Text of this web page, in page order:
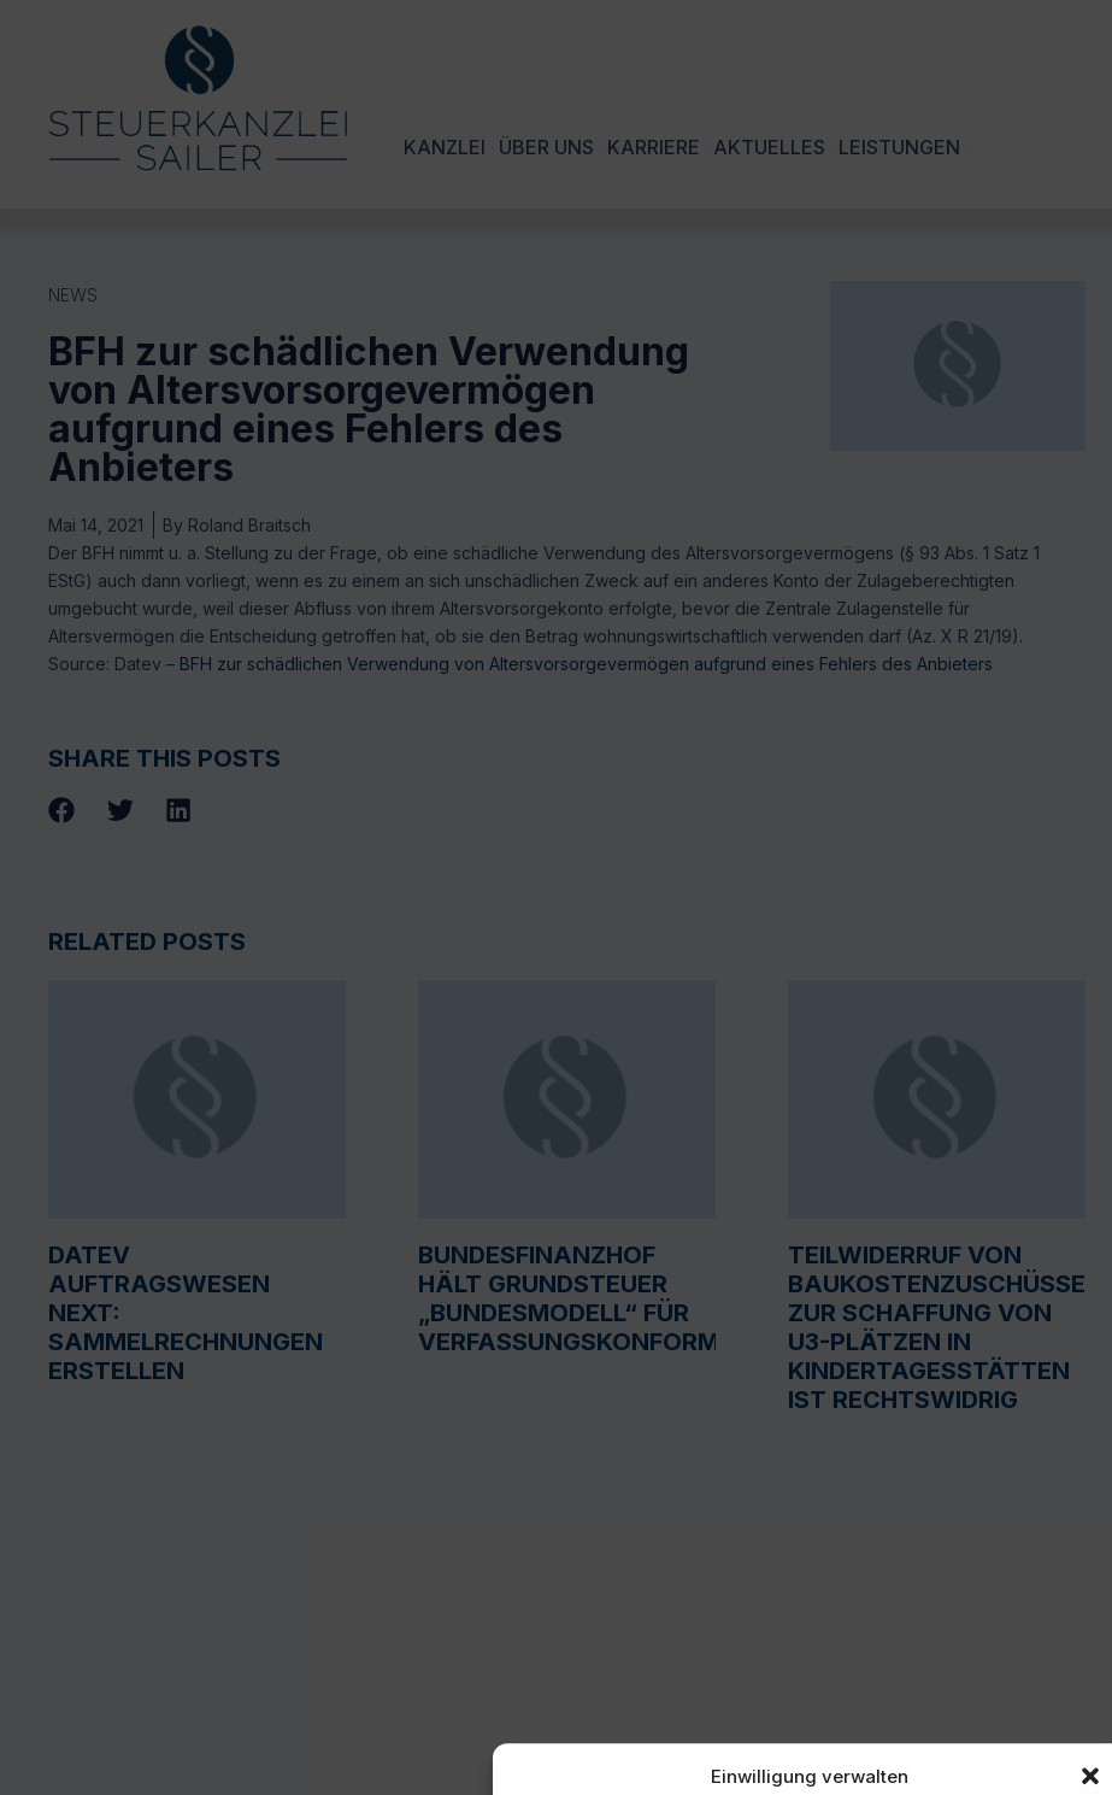
Einwilligung verwalten
KANZLEI ÜBER UNS KARRIERE AKTUELLES LEISTUNGEN
NEWS
BFH zur schädlichen Verwendung
von Altersvorsorgevermögen
aufgrund eines Fehlers des
Anbieters
Mai 14, 2021 By Roland Braitsch
Der BFH nimmt u. a. Stellung zu der Frage, ob eine schädliche Verwendung des Altersvorsorgevermögens (§ 93 Abs. 1 Satz 1
EStG) auch dann vorliegt, wenn es zu einem an sich unschädlichen Zweck auf ein anderes Konto der Zulageberechtigten
umgebucht wurde, weil dieser Abfluss von ihrem Altersvorsorgekonto erfolgte, bevor die Zentrale Zulagenstelle für
Altersvermögen die Entscheidung getroffen hat, ob sie den Betrag wohnungswirtschaftlich verwenden darf (Az. X R 21/19).
Source: Datev – BFH zur schädlichen Verwendung von Altersvorsorgevermögen aufgrund eines Fehlers des Anbieters
SHARE THIS POSTS
RELATED POSTS
DATEV
AUFTRAGSWESEN
NEXT:
SAMMELRECHNUNGEN
ERSTELLEN
BUNDESFINANZHOF
HÄLT GRUNDSTEUER
„BUNDESMODELL“ FÜR
VERFASSUNGSKONFORM
TEILWIDERRUF VON
BAUKOSTENZUSCHÜSSEN
ZUR SCHAFFUNG VON
U3-PLÄTZEN IN
KINDERTAGESSTÄTTEN
IST RECHTSWIDRIG